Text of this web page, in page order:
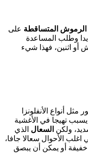
الرموش المتساقطة على
وطلب المساعدة
أو اثنين، فهذا شيء
أنواع الأنفلونزا
تهيجا في الأغشية
ولكن السعال الذي
الأحوال سعالا جافا،
أو يمكن أن يبصق